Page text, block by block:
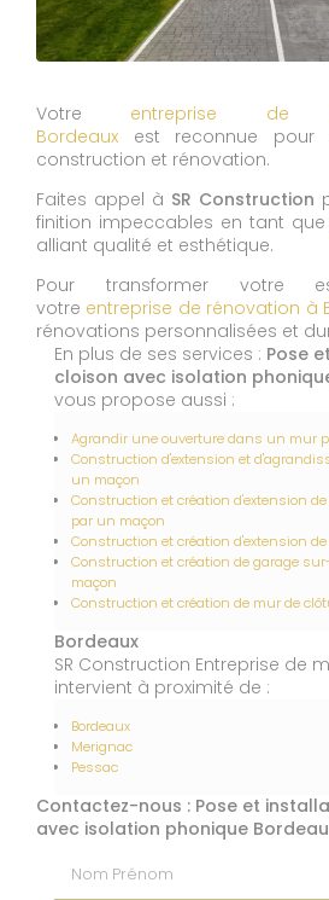
Votre entreprise de
Bordeaux est reconnue pour
construction et rénovation.
Faites appel à SR Construction
finition impeccables en tant que
alliant qualité et esthétique.
Pour transformer votre
votre entreprise de rénovation à
rénovations personnalisées et
En plus de ses services : Pose
cloison avec isolation
vous propose aussi :
Agrandir une ouverture dans un mur
Construction d'extension et
un maçon
Construction et création d'extension
par un maçon
Construction et création d'extension
Construction et création de garage
maçon
Construction et création de mur de
Bordeaux
SR Construction Entreprise de
intervient à proximité de :
Bordeaux
Merignac
Pessac
Contactez-nous : Pose et
avec isolation phonique